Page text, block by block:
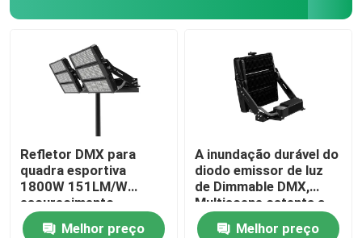
Refletor DMX para
quadra esportiva
1800W 151LM/W
escurecimento
altamente eficiente
Melhor preço
A inundação durável do
diodo emissor de luz
de Dimmable DMX,
Multiscene ostenta a
iluminação da corte
Melhor preço